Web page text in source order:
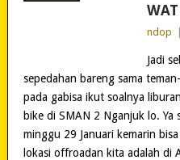
ndop
Jadi
sepedahan bareng sama
pada gabisa ikut soalnya
bike di SMAN 2 Nganjuk lo.
minggu 29 Januari kemarin
lokasi offroadan kita adalah di